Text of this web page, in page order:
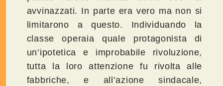
avvinazzati. In parte era vero ma non si
limitarono a questo. Individuando la
classe operaia quale protagonista di
un’ipotetica e improbabile rivoluzione,
tutta la loro attenzione fu rivolta alle
fabbriche, e all’azione sindacale,